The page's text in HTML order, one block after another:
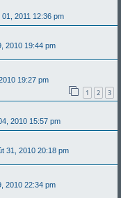
01, 2011 12:36 pm
2010 19:44 pm
19:27 pm
1 2 3
2010 15:57 pm
31, 2010 20:18 pm
2010 22:34 pm